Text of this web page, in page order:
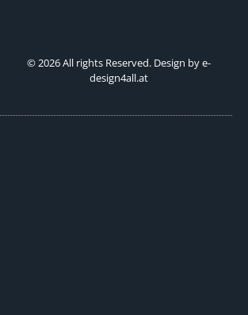
© 2026 All rights Reserved. Design by e-
design4all.at